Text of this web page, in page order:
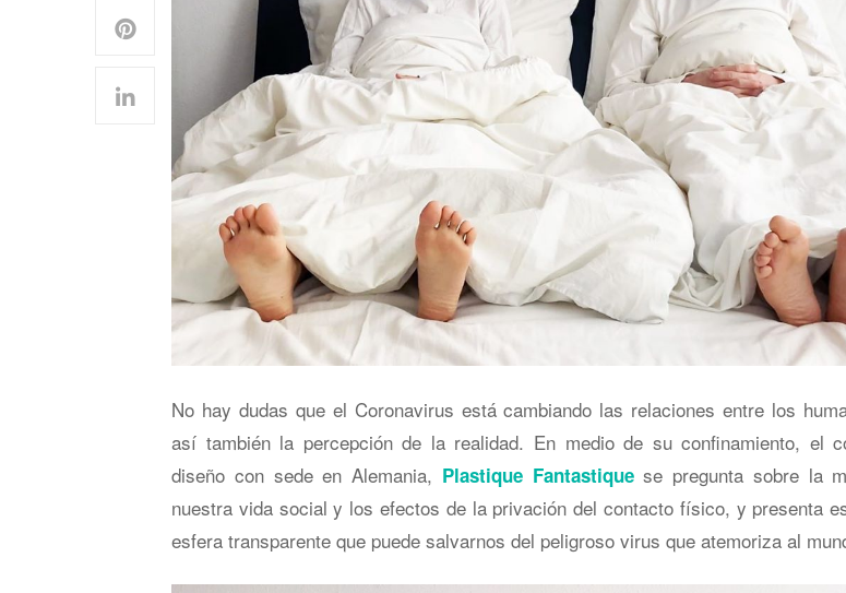
No hay dudas que el Coronavirus está cambiando las relaciones entre los
así también la percepción de la realidad. En medio de su confinamiento, el
diseño con sede en Alemania, Plastique Fantastiquese pregunta sobre la
nuestra vida social y los efectos de la privación del contacto físico, y presenta
esfera transparente que puede salvarnos del peligroso virus que atemoriza al